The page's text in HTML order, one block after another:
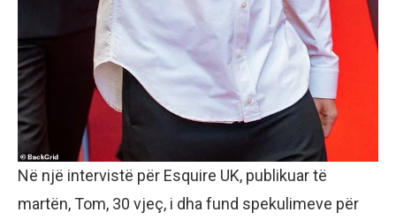
Në një intervistë për Esquire UK, publikuar të
martën, Tom, 30 vjeç, i dha fund spekulimeve për